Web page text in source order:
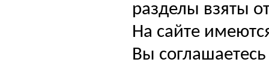
разделы взяты
На сайте
Вы